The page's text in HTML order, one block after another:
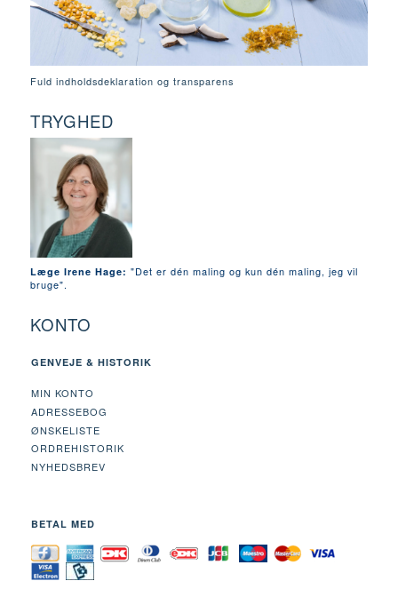
Fuld indholdsdeklaration og transparens
TRYGHED
Læge Irene Hage: "Det er dén maling og kun dén maling, jeg vil
bruge".
KONTO
GENVEJE & HISTORIK
MIN KONTO
ADRESSEBOG
ØNSKELISTE
ORDREHISTORIK
NYHEDSBREV
BETAL MED